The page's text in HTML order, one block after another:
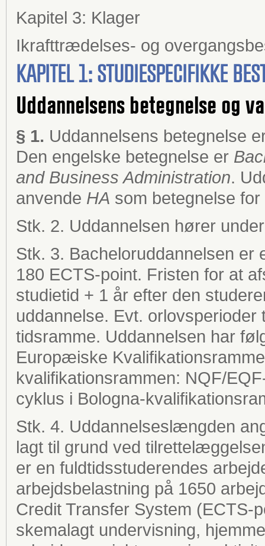
Kapitel 3: Klager
Ikrafttrædelses- og
KAPITEL 1: STUDIESPECIFIKKE
Uddannelsens betegnelse og
§ 1. Uddannelsens betegnelse
Den engelske betegnelse er
and Business Administration.
anvende HA som betegnelse
Stk. 2. Uddannelsen hører
Stk. 3. Bacheloruddannelsen er
180 ECTS-point. Fristen for at
studietid + 1 år efter den
uddannelse. Evt.
tidsramme. Uddannelsen har
Europæiske
kvalifikationsrammen: NQF/
cyklus i Bologna-
Stk. 4. Uddannelseslængden
lagt til grund ved
er en fuldtidsstuderendes
arbejdsbelastning på 1650
Credit Transfer System (ECTS-
skemalagt undervisning,